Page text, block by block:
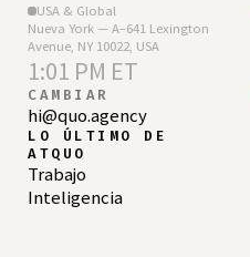
USA & Global
Nueva York — A–641 Lexington
Avenue, NY 10022, USA
1:01 PM ET
CAMBIAR
hi@quo.agency
LO ÚLTIMO DE
ATQUO
Trabajo
Inteligencia